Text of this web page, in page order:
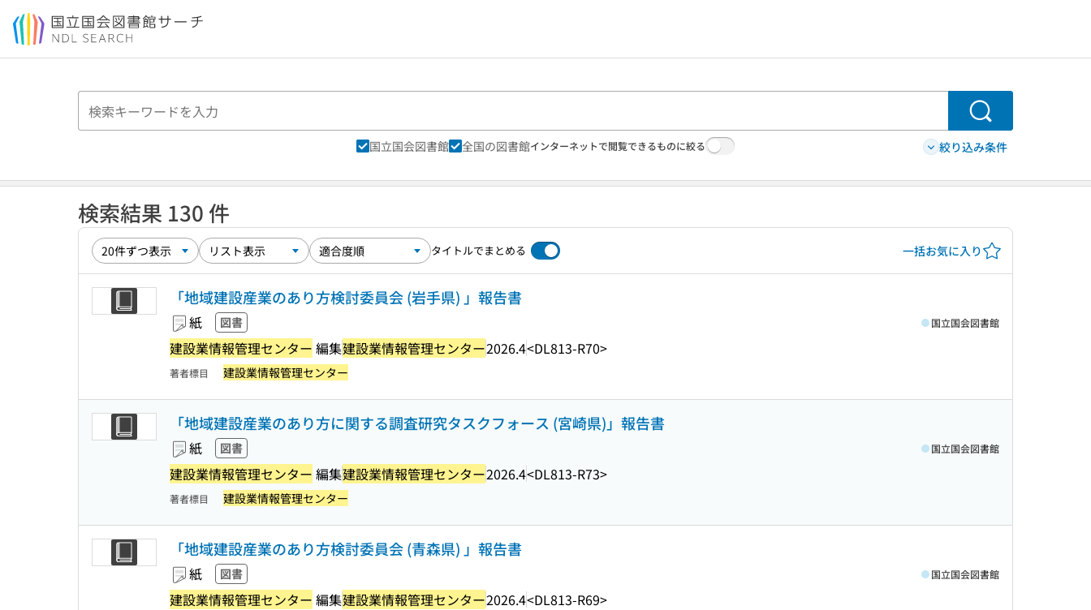
本文へ移動
検索
国立国会図書館 全国の図書館インターネットで閲覧できるものに絞る 絞り込み条件
検索結果 130 件
タイトルでまとめる 一括お気に入り
「地域建設産業のあり方検討委員会 (岩手県) 」報告書
紙 図書
建設業情報管理センター 編集建設業情報管理センター2026.4<DL813-R70>
国立国会図書館
著者標目 建設業情報管理センター
「地域建設産業のあり方に関する調査研究タスクフォース (宮崎県)」報告書
紙 図書
建設業情報管理センター 編集建設業情報管理センター2026.4<DL813-R73>
国立国会図書館
著者標目 建設業情報管理センター
「地域建設産業のあり方検討委員会 (青森県) 」報告書
紙 図書
建設業情報管理センター 編集建設業情報管理センター2026.4<DL813-R69>
国立国会図書館